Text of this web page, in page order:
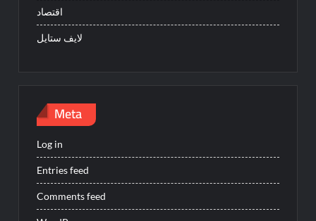
اقتصاد
لايف ستايل
Meta
Log in
Entries feed
Comments feed